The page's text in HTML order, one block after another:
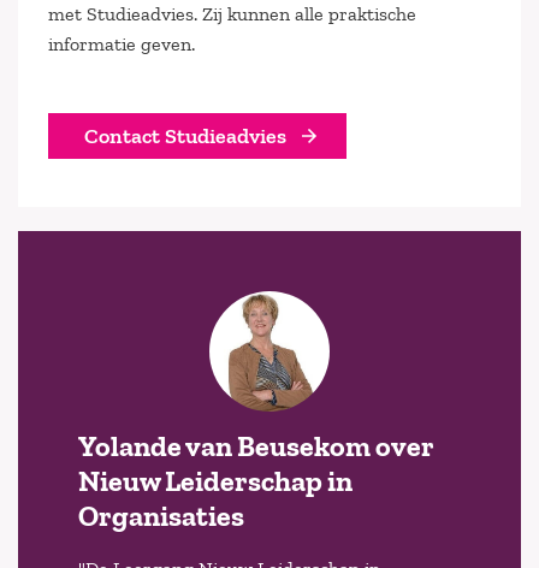
met Studieadvies. Zij kunnen alle praktische
informatie geven.
Contact Studieadvies
Yolande van Beusekom over
Nieuw Leiderschap in
Organisaties